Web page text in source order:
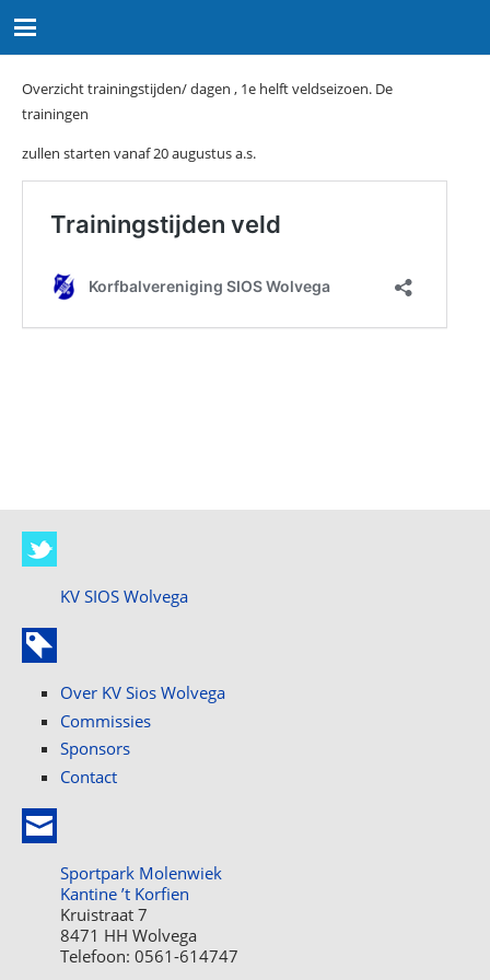
Overzicht trainingstijden/ dagen , 1e helft veldseizoen. De
trainingen
zullen starten vanaf 20 augustus a.s.
KV SIOS Wolvega
Over KV Sios Wolvega
Commissies
Sponsors
Contact
Sportpark Molenwiek
Kantine ’t Korfien
Kruistraat 7
8471 HH Wolvega
Telefoon: 0561-614747